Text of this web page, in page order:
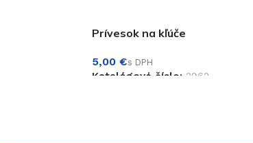
Prívesok na kľúče
€
Katalógové číslo: 2962